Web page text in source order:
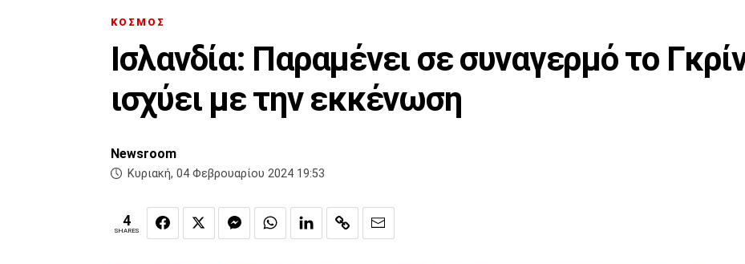
ΚΟΣΜΟΣ
Ισλανδία: Παραμένει σε συναγερμό το
ισχύει με την εκκένωση
Newsroom
Κυριακή, 04 Φεβρουαρίου 2024 19:53
4
SHARES